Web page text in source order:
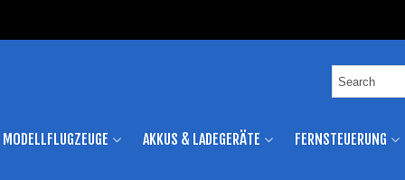
MODELLFLUGZEUGE AKKUS & LADEGERÄTE FERNSTEUERUNG